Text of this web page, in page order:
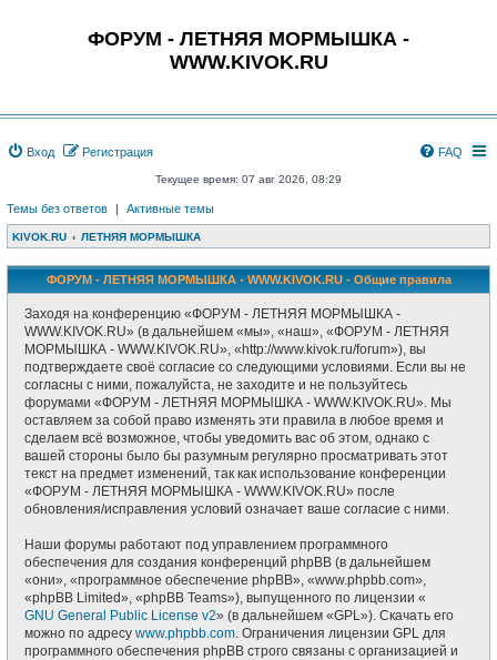
ФОРУМ - ЛЕТНЯЯ МОРМЫШКА -
WWW.KIVOK.RU
Вход Регистрация FAQ
Текущее время: 07 авг 2026, 08:29
Темы без ответов | Активные темы
KIVOK.RU ЛЕТНЯЯ МОРМЫШКА
ФОРУМ - ЛЕТНЯЯ МОРМЫШКА - WWW.KIVOK.RU - Общие правила
Заходя на конференцию «ФОРУМ - ЛЕТНЯЯ МОРМЫШКА -
WWW.KIVOK.RU» (в дальнейшем «мы», «наш», «ФОРУМ - ЛЕТНЯЯ
МОРМЫШКА - WWW.KIVOK.RU», «http://www.kivok.ru/forum»), вы
подтверждаете своё согласие со следующими условиями. Если вы не
согласны с ними, пожалуйста, не заходите и не пользуйтесь
форумами «ФОРУМ - ЛЕТНЯЯ МОРМЫШКА - WWW.KIVOK.RU». Мы
оставляем за собой право изменять эти правила в любое время и
сделаем всё возможное, чтобы уведомить вас об этом, однако с
вашей стороны было бы разумным регулярно просматривать этот
текст на предмет изменений, так как использование конференции
«ФОРУМ - ЛЕТНЯЯ МОРМЫШКА - WWW.KIVOK.RU» после
обновления/исправления условий означает ваше согласие с ними.
Наши форумы работают под управлением программного
обеспечения для создания конференций phpBB (в дальнейшем
«они», «программное обеспечение phpBB», «www.phpbb.com»,
«phpBB Limited», «phpBB Teams»), выпущенного по лицензии «
GNU General Public License v2» (в дальнейшем «GPL»). Скачать его
можно по адресу www.phpbb.com. Ограничения лицензии GPL для
программного обеспечения phpBB строго связаны с организацией и